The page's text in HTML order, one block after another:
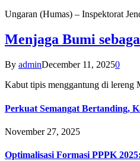
Ungaran (Humas) – Inspektorat
Menjaga Bumi
By adminDecember 11, 20250
Kabut tipis menggantung di lereng
Perkuat Semangat Bertanding,
November 27, 2025
Optimalisasi Formasi PPPK